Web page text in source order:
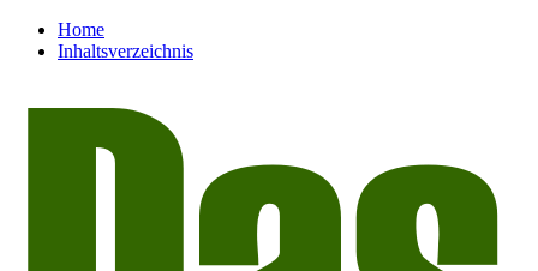
Home
Inhaltsverzeichnis